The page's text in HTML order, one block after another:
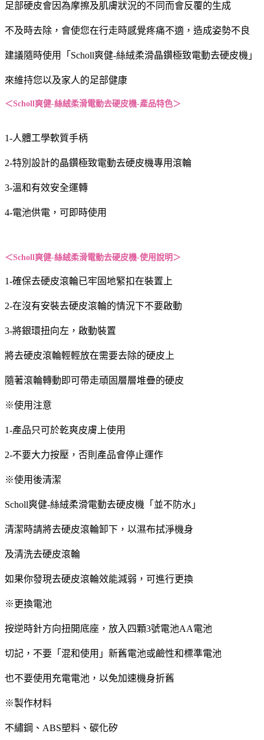
足部硬皮會因為摩擦及肌膚狀況的不同而會反覆的生成
不及時去除，會使您在行走時感覺疼痛不適，造成姿勢不良
建議隨時使用「Scholl爽健-絲絨柔滑晶鑽極致電動去硬皮機」
來維持您以及家人的足部健康
＜Scholl爽健-絲絨柔滑電動去硬皮機-產品特色＞
1-人體工學軟質手柄
2-特別設計的晶鑽極致電動去硬皮機專用滾輪
3-溫和有效安全運轉
4-電池供電，可即時使用
＜Scholl爽健-絲絨柔滑電動去硬皮機-使用說明＞
1-確保去硬皮滾輪已牢固地緊扣在裝置上
2-在沒有安裝去硬皮滾輪的情況下不要啟動
3-將銀環扭向左，啟動裝置
將去硬皮滾輪輕輕放在需要去除的硬皮上
隨著滾輪轉動即可帶走頑固層層堆疊的硬皮
※使用注意
1-產品只可於乾爽皮膚上使用
2-不要大力按壓，否則產品會停止運作
※使用後清潔
Scholl爽健-絲絨柔滑電動去硬皮機「並不防水」
清潔時請將去硬皮滾輪卸下，以濕布拭淨機身
及清洗去硬皮滾輪
如果你發現去硬皮滾輪效能減弱，可進行更換
※更換電池
按逆時針方向扭開底座，放入四顆3號電池AA電池
切記，不要「混和使用」新舊電池或鹼性和標準電池
也不要使用充電電池，以免加速機身折舊
※製作材料
不繡鋼、ABS塑料、碳化矽